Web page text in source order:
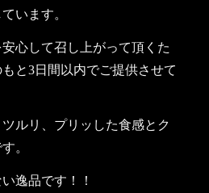
います。
心して召し上がって頂くた
と3日間以内でご提供させて
ルリ、プリッした食感とク
。
逸品です！！